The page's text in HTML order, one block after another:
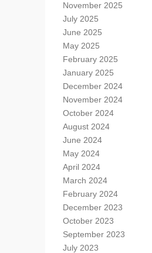
November 2025
July 2025
June 2025
May 2025
February 2025
January 2025
December 2024
November 2024
October 2024
August 2024
June 2024
May 2024
April 2024
March 2024
February 2024
December 2023
October 2023
September 2023
July 2023